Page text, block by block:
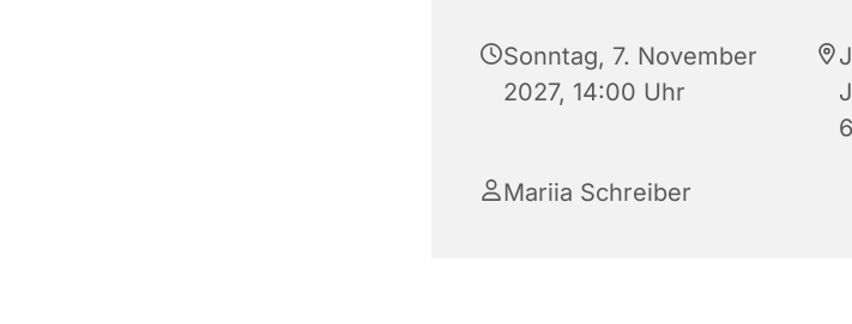
Sonntag, 7. November
2027, 14:00 Uhr
Mariia Schreiber